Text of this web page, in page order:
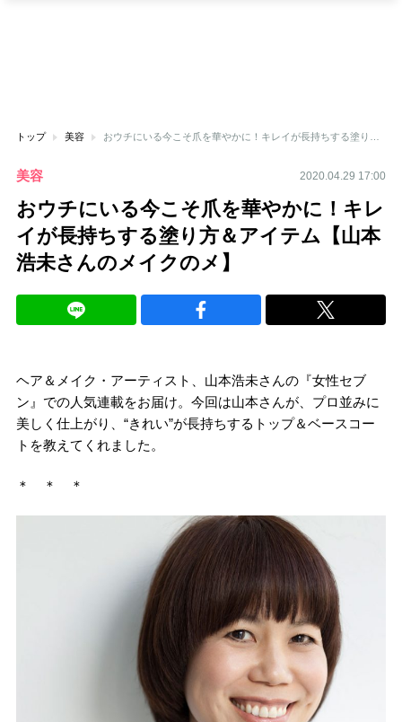
トップ 美容
美容 2020.04.29 17:00
おウチにいる今こそ爪を華やかに！キレ
イが長持ちする塗り方＆アイテム【山本
浩未さんのメイクのメ】
ヘア＆メイク・アーティスト、山本浩未さんの『女性セブ
ン』での人気連載をお届け。今回は山本さんが、プロ並みに
美しく仕上がり、“きれい”が長持ちするトップ＆ベースコー
トを教えてくれました。
＊ ＊ ＊